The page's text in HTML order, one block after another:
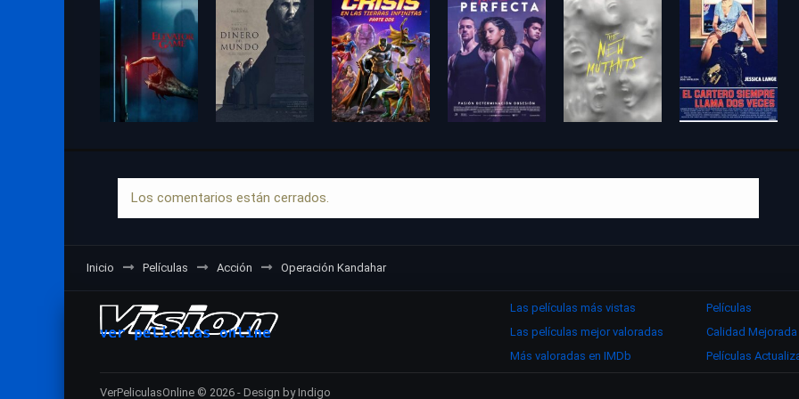
Los comentarios están cerrados.
Inicio Películas Acción Operación Kandahar
Las películas más vistas
Las películas mejor valoradas
Más valoradas en IMDb
Películas
Calidad Mejorada
Películas
VerPeliculasOnline © 2026 - Design by Indigo